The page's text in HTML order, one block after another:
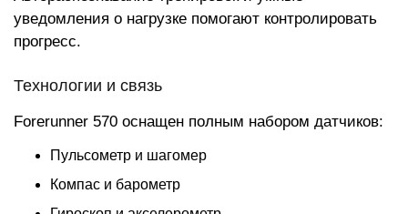
уведомления о нагрузке помогают контролировать
прогресс.
Технологии и связь
Forerunner 570 оснащен полным набором датчиков:
Пульсометр и шагомер
Компас и барометр